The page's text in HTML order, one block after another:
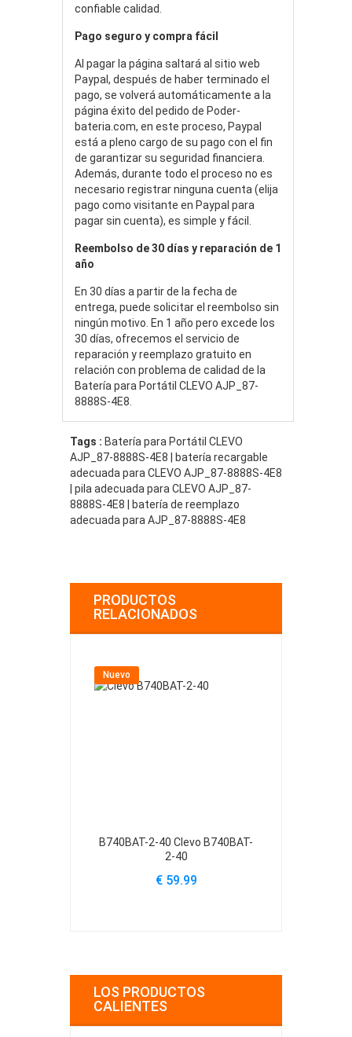
confiable calidad.
Pago seguro y compra fácil
Al pagar la página saltará al sitio web
Paypal, después de haber terminado el
pago, se volverá automáticamente a la
página éxito del pedido de Poder-
bateria.com, en este proceso, Paypal
está a pleno cargo de su pago con el fin
de garantizar su seguridad financiera.
Además, durante todo el proceso no es
necesario registrar ninguna cuenta (elija
pago como visitante en Paypal para
pagar sin cuenta), es simple y fácil.
Reembolso de 30 días y reparación de 1
año
En 30 días a partir de la fecha de
entrega, puede solicitar el reembolso sin
ningún motivo. En 1 año pero excede los
30 días, ofrecemos el servicio de
reparación y reemplazo gratuito en
relación con problema de calidad de la
Batería para Portátil CLEVO AJP_87-
8888S-4E8.
Tags : Batería para Portátil CLEVO
AJP_87-8888S-4E8 | batería recargable
adecuada para CLEVO AJP_87-8888S-4E8
| pila adecuada para CLEVO AJP_87-
8888S-4E8 | batería de reemplazo
adecuada para AJP_87-8888S-4E8
PRODUCTOS
RELACIONADOS
Nuevo
B740BAT-2-40 Clevo B740BAT-
2-40
€ 59.99
LOS PRODUCTOS
CALIENTES